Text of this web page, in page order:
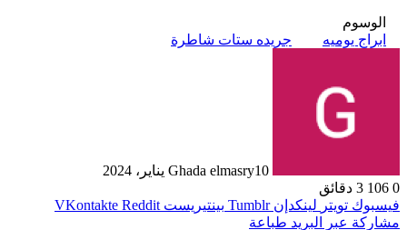
الوسوم
ابراج يوميه
جريده ستات شاطرة
Ghada elmasry10 يناير، 2024
0
3 دقائق
فيسبوك تويتر لينكدإن بينتيريست
مشاركة عبر البريد طباعة